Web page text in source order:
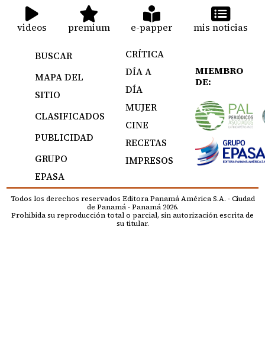
videos premium e-papper mis noticias
BUSCAR
MAPA DEL
SITIO
CLASIFICADOS
PUBLICIDAD
GRUPO
EPASA
CRÍTICA
DÍA A
DÍA
MUJER
CINE
RECETAS
IMPRESOS
MIEMBRO
DE:
Todos los derechos reservados Editora Panamá América S.A. - Ciudad
de Panamá - Panamá 2026.
Prohibida su reproducción total o parcial, sin autorización escrita de
su titular.